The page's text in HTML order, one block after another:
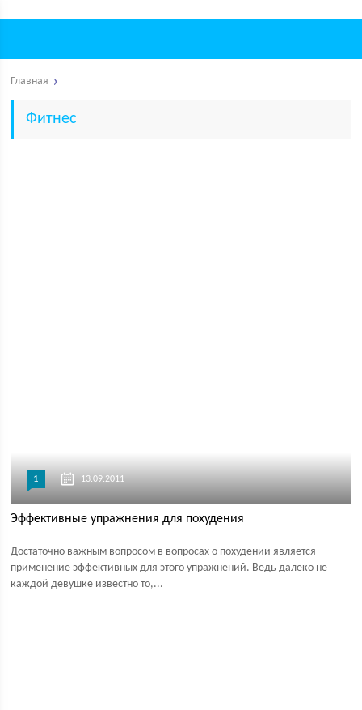
Главная
Фитнес
1 13.09.2011
Эффективные упражнения для похудения
Достаточно важным вопросом в вопросах о похудении является
применение эффективных для этого упражнений. Ведь далеко не
каждой девушке известно то,...